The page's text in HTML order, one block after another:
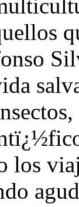
los